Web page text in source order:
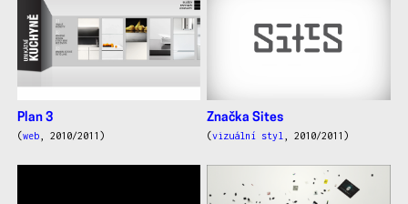
Plan 3
(web, 2010/2011)
Značka Sites
(vizuální styl , 2010/2011)